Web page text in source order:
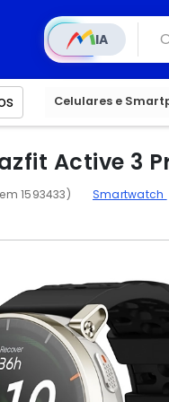
IA
Celulares e
Active 3
1593433) Smartwatch